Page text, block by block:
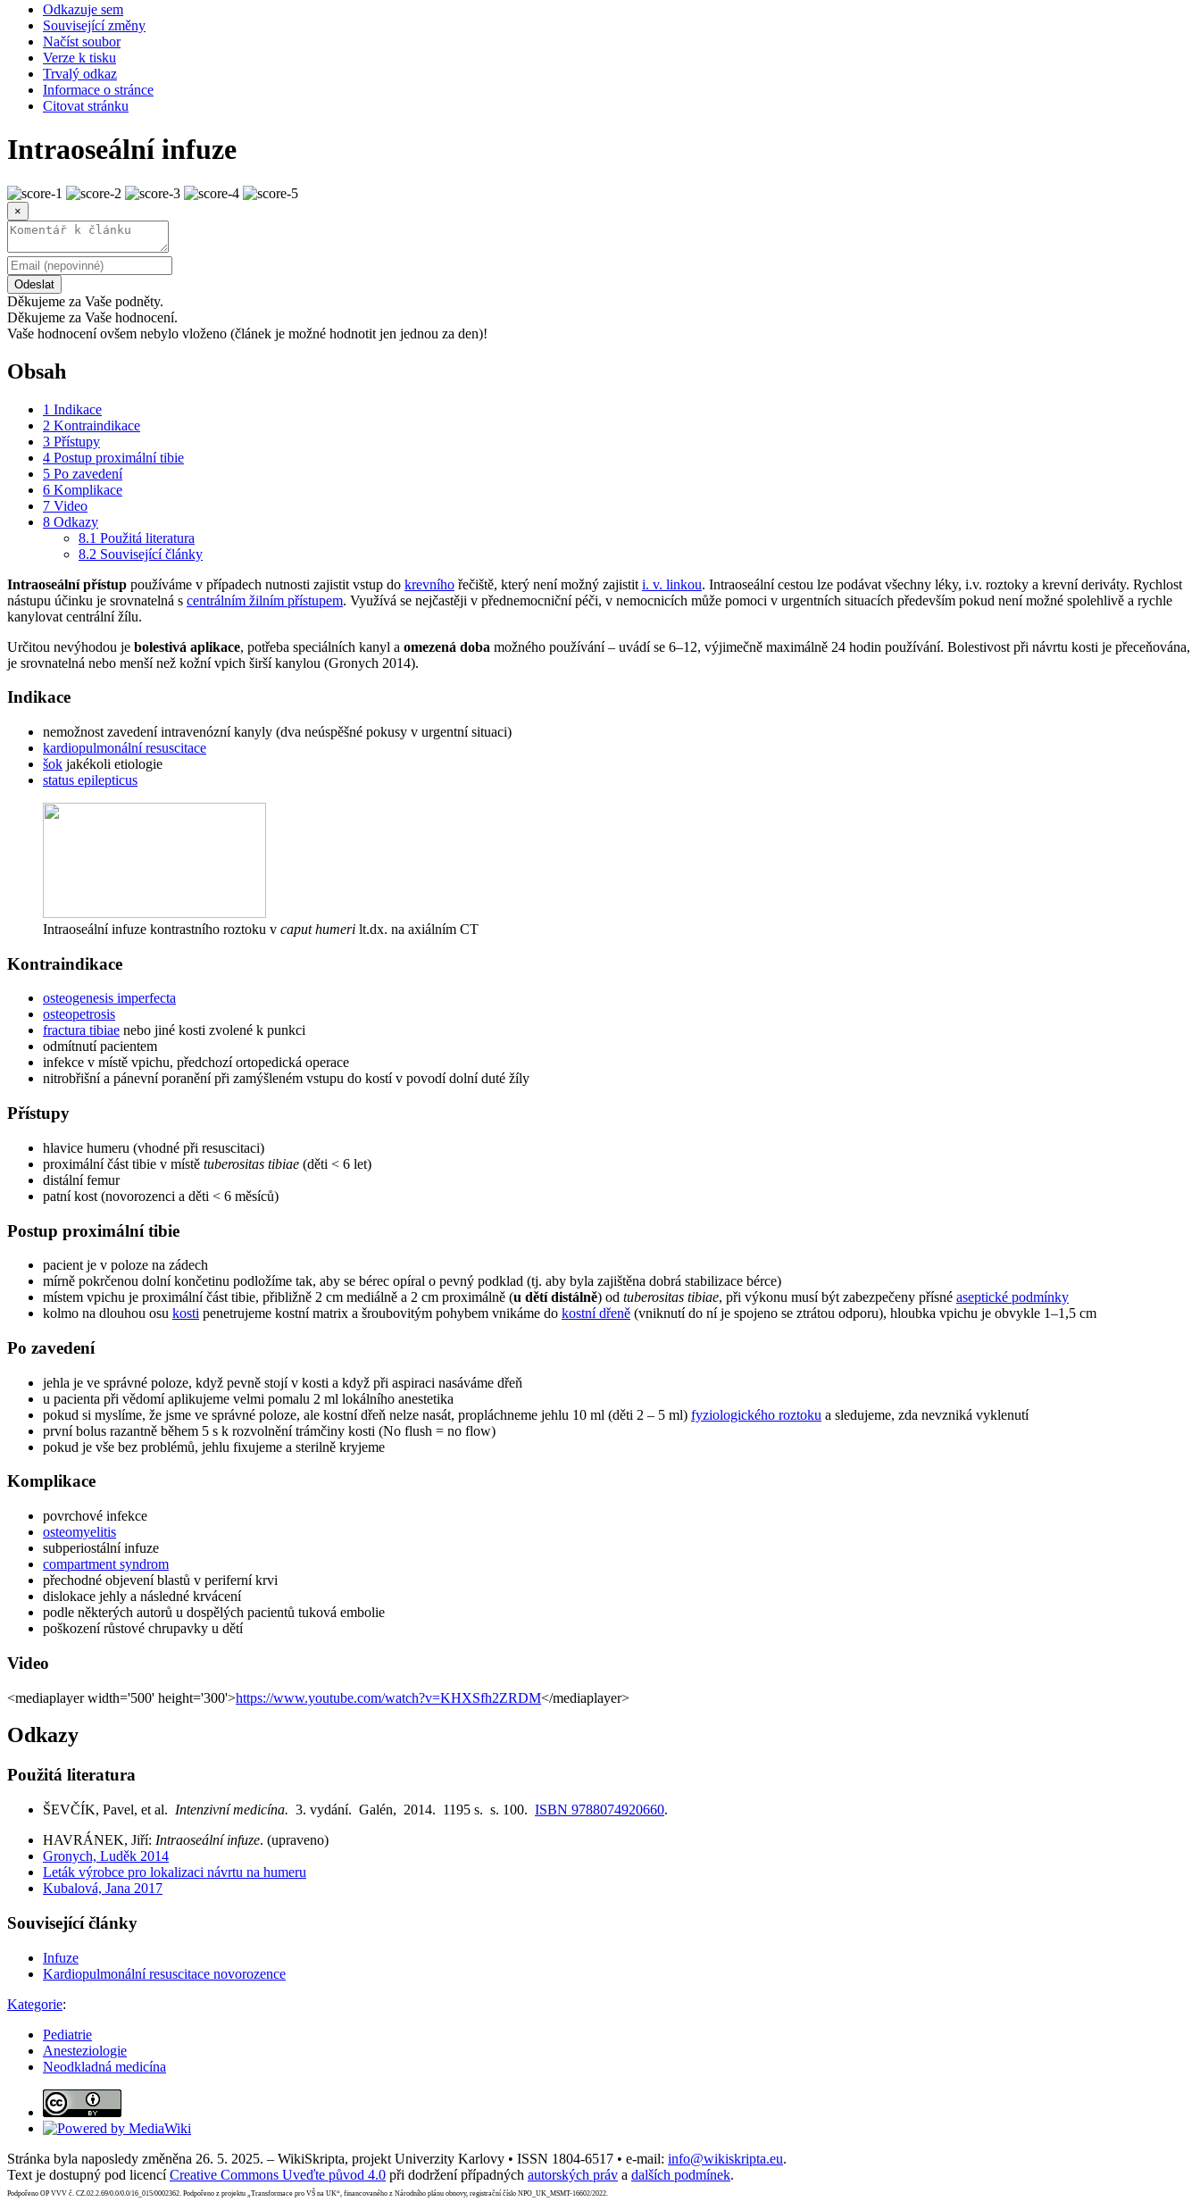
Odkazuje sem
Související změny
Načíst soubor
Verze k tisku
Trvalý odkaz
Informace o stránce
Citovat stránku
Intraoseální infuze
×
Odeslat
Děkujeme za Vaše podněty.
Děkujeme za Vaše hodnocení.
Vaše hodnocení ovšem nebylo vloženo (článek je možné hodnotit jen jednou za den)!
Obsah
1 Indikace
2 Kontraindikace
3 Přístupy
4 Postup proximální tibie
5 Po zavedení
6 Komplikace
7 Video
8 Odkazy
8.1 Použitá literatura
8.2 Související články
Intraoseální přístup používáme v případech nutnosti zajistit vstup do krevního řečiště, který není možný zajistit i. v. linkou. Intraoseální cestou lze podávat všechny léky, i.v. roztoky a krevní deriváty. Rychlost
nástupu účinku je srovnatelná s centrálním žilním přístupem. Využívá se nejčastěji v přednemocniční péči, v nemocnicích může pomoci v urgentních situacích především pokud není možné spolehlivě a rychle
kanylovat centrální žílu.
Určitou nevýhodou je bolestivá aplikace, potřeba speciálních kanyl a omezená doba možného používání – uvádí se 6–12, výjimečně maximálně 24 hodin používání. Bolestivost při návrtu kosti je přeceňována,
je srovnatelná nebo menší než kožní vpich širší kanylou (Gronych 2014).
Indikace
nemožnost zavedení intravenózní kanyly (dva neúspěšné pokusy v urgentní situaci)
kardiopulmonální resuscitace
šok jakékoli etiologie
status epilepticus
Intraoseální infuze kontrastního roztoku v caput humeri lt.dx. na axiálním CT
Kontraindikace
osteogenesis imperfecta
osteopetrosis
fractura tibiae nebo jiné kosti zvolené k punkci
odmítnutí pacientem
infekce v místě vpichu, předchozí ortopedická operace
nitrobřišní a pánevní poranění při zamýšleném vstupu do kostí v povodí dolní duté žíly
Přístupy
hlavice humeru (vhodné při resuscitaci)
proximální část tibie v místě tuberositas tibiae (děti < 6 let)
distální femur
patní kost (novorozenci a děti < 6 měsíců)
Postup proximální tibie
pacient je v poloze na zádech
mírně pokrčenou dolní končetinu podložíme tak, aby se bérec opíral o pevný podklad (tj. aby byla zajištěna dobrá stabilizace bérce)
místem vpichu je proximální část tibie, přibližně 2 cm mediálně a 2 cm proximálně (u dětí distálně) od tuberositas tibiae, při výkonu musí být zabezpečeny přísné aseptické podmínky
kolmo na dlouhou osu kosti penetrujeme kostní matrix a šroubovitým pohybem vnikáme do kostní dřeně (vniknutí do ní je spojeno se ztrátou odporu), hloubka vpichu je obvykle 1–1,5 cm
Po zavedení
jehla je ve správné poloze, když pevně stojí v kosti a když při aspiraci nasáváme dřeň
u pacienta při vědomí aplikujeme velmi pomalu 2 ml lokálního anestetika
pokud si myslíme, že jsme ve správné poloze, ale kostní dřeň nelze nasát, propláchneme jehlu 10 ml (děti 2 – 5 ml) fyziologického roztoku a sledujeme, zda nevzniká vyklenutí
první bolus razantně během 5 s k rozvolnění trámčiny kosti (No flush = no flow)
pokud je vše bez problémů, jehlu fixujeme a sterilně kryjeme
Komplikace
povrchové infekce
osteomyelitis
subperiostální infuze
compartment syndrom
přechodné objevení blastů v periferní krvi
dislokace jehly a následné krvácení
podle některých autorů u dospělých pacientů tuková embolie
poškození růstové chrupavky u dětí
Video
<mediaplayer width='500' height='300'>https://www.youtube.com/watch?v=KHXSfh2ZRDM</mediaplayer>
Odkazy
Použitá literatura
ŠEVČÍK, Pavel, et al. Intenzivní medicína. 3. vydání. Galén, 2014. 1195 s. s. 100. ISBN 9788074920660.
HAVRÁNEK, Jiří: Intraoseální infuze. (upraveno)
Gronych, Luděk 2014
Leták výrobce pro lokalizaci návrtu na humeru
Kubalová, Jana 2017
Související články
Infuze
Kardiopulmonální resuscitace novorozence
Kategorie:
Pediatrie
Anesteziologie
Neodkladná medicína
Stránka byla naposledy změněna 26. 5. 2025. – WikiSkripta, projekt Univerzity Karlovy • ISSN 1804-6517 • e-mail: info@wikiskripta.eu.
Text je dostupný pod licencíCreative Commons Uveďte původ 4.0 při dodržení případných autorských práv a dalších podmínek.
Podpořeno OP VVV č. CZ.02.2.69/0.0/0.0/16_015/0002362. Podpořeno z projektu „Transformace pro VŠ na UK“, financovaného z Národního plánu obnovy, registrační číslo NPO_UK_MSMT-16602/2022.